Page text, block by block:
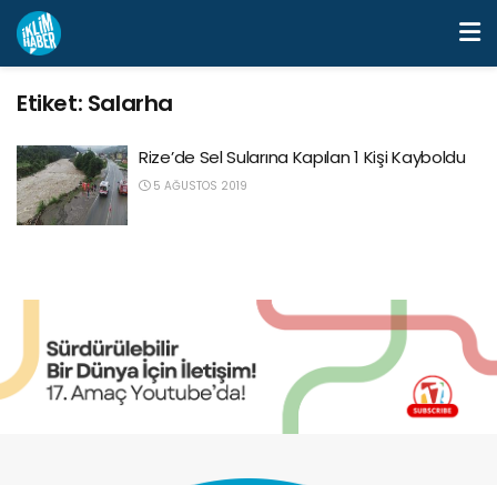
Etiket: Salarha
Rize’de Sel Sularına Kapılan 1 Kişi Kayboldu
5 AĞUSTOS 2019